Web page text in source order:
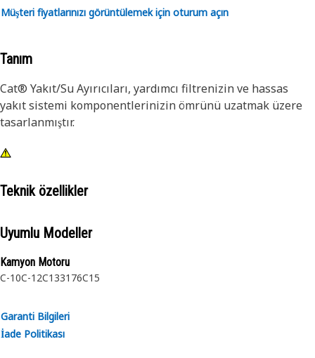
Müşteri fiyatlarınızı görüntülemek için oturum açın
Tanım
Cat® Yakıt/Su Ayırıcıları, yardımcı filtrenizin ve hassas
yakıt sistemi komponentlerinizin ömrünü uzatmak üzere
tasarlanmıştır.
Teknik özellikler
Uyumlu Modeller
Kamyon Motoru
C-10C-12C133176C15
Garanti Bilgileri
İade Politikası